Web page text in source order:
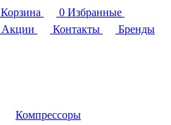
Корзина 0 Избранные
Акции Контакты
Бренды
Компрессоры